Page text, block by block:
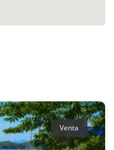
Venta